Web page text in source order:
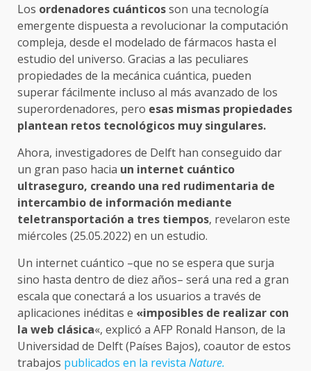
Los ordenadores cuánticosson una tecnología
emergente dispuesta a revolucionar la computación
compleja, desde el modelado de fármacos hasta el
estudio del universo. Gracias a las peculiares
propiedades de la mecánica cuántica, pueden
superar fácilmente incluso al más avanzado de los
superordenadores, pero esas mismas propiedades
plantean retos tecnológicos muy singulares.
Ahora, investigadores de Delft han conseguido dar
un gran paso hacia un internet cuántico
ultraseguro, creando una red rudimentaria de
intercambio de información mediante
teletransportación a tres tiempos, revelaron este
miércoles (25.05.2022) en un estudio.
Un internet cuántico –que no se espera que surja
sino hasta dentro de diez años– será una red a gran
escala que conectará a los usuarios a través de
aplicaciones inéditas e «imposibles de realizar con
la web clásica«, explicó a AFP Ronald Hanson, de la
Universidad de Delft (Países Bajos), coautor de estos
trabajos publicados en la revista Nature.